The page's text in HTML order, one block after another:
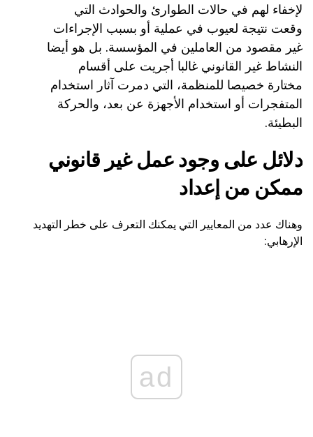
لإخفاء لهم في حالات الطوارئ والحوادث التي
وقعت نتيجة لعيوب في عملية أو بسبب الإجراءات
غير مقصود من العاملين في المؤسسة. بل هو أيضا
النشاط غير القانوني غالبا أجريت على أقسام
مختارة خصيصا للمنظمة، التي دمرت آثار استخدام
المتفجرات أو استخدام الأجهزة عن بعد، والحركة
البطيئة.
دلائل على وجود عمل غير قانوني
ممكن من إعداد
وهناك عدد من المعايير التي يمكنك التعرف على خطر التهديد
الإرهابي:
ad